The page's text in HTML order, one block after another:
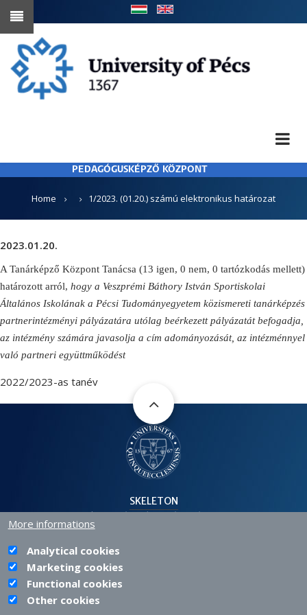
Skip
main
content
PEDAGÓGUSKÉPZŐ KÖZPONT
Home 1/2023. (01.20.) számú elektronikus határozat
2023.01.20.
A Tanárképző Központ Tanácsa (13 igen, 0 nem, 0 tartózkodás mellett)
határozott arról, hogy a Veszprémi Báthory István Sportiskolai
Általános Iskolának a Pécsi Tudományegyetem közismereti tanárképzés
partnerintézményi pályázatára utólag beérkezett pályázatát befogadja,
az intézmény számára javasolja a cím adományozását, az intézménnyel
való partneri együttműködést
2022/2023-as tanév
SKELETON
H-7630 PÉCS, SZÁNTÓ KOVÁCS JÁNOS STR. 1/B.
PHONE
+36 72 501 500 |
More informations
Analytical cookies
Marketing cookies
Functional cookies
Other cookies